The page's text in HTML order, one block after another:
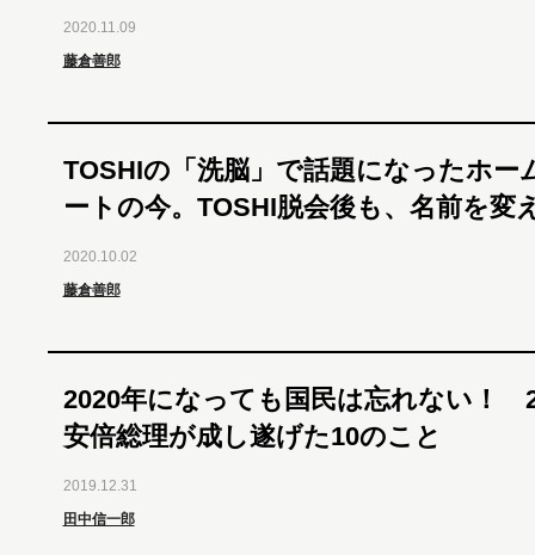
2020.11.09
藤倉善郎
TOSHIの「洗脳」で話題になったホー
ートの今。TOSHI脱会後も、名前を変
2020.10.02
藤倉善郎
2020年になっても国民は忘れない！
安倍総理が成し遂げた10のこと
2019.12.31
田中信一郎